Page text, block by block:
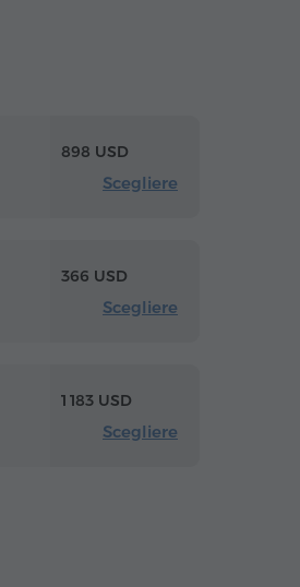
898 USD
Scegliere
366 USD
Scegliere
1 183 USD
Scegliere